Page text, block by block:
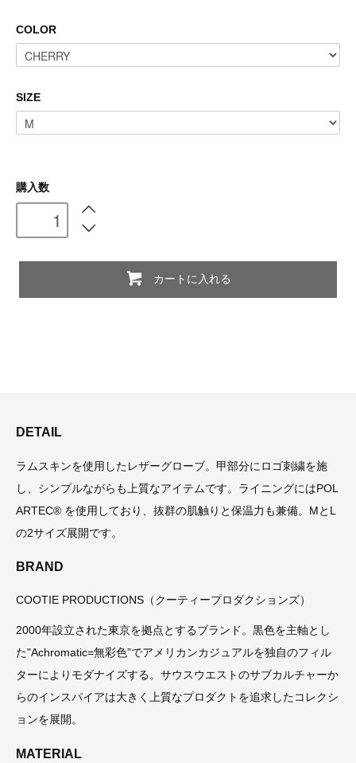
COLOR
SIZE
購入数
カートに入れる
DETAIL
ラムスキンを使用したレザーグローブ。甲部分にロゴ刺繍を施
し、シンプルながらも上質なアイテムです。ライニングにはPOL
ARTEC® を使用しており、抜群の肌触りと保温力も兼備。MとL
の2サイズ展開です。
BRAND
COOTIE PRODUCTIONS（クーティープロダクションズ）
2000年設立された東京を拠点とするブランド。黒色を主軸とし
た"Achromatic=無彩色”でアメリカンカジュアルを独自のフィル
ターによりモダナイズする。サウスウエストのサブカルチャーか
らのインスパイアは大きく上質なプロダクトを追求したコレクシ
ョンを展開。
MATERIAL